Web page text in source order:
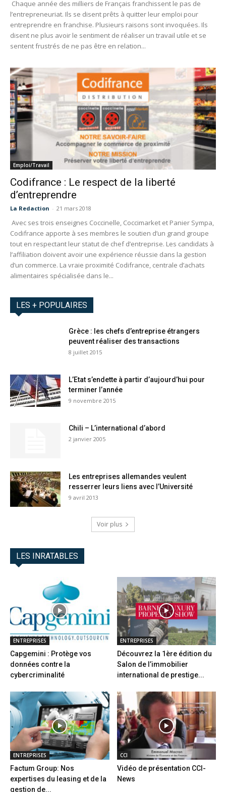
Chaque année des milliers de Français franchissent le pas de
l’entrepreneuriat. Ils se disent prêts à quitter leur emploi pour
entreprendre en franchise. Plusieurs raisons sont invoquées. Ils
disent ne plus avoir le sentiment de réaliser un travail utile et se
sentent frustrés de ne pas être en relation...
Emploi/Travail
Codifrance : Le respect de la liberté
d’entreprendre
La Redaction - 21 mars 2018
Avec ses trois enseignes Coccinelle, Coccimarket et Panier Sympa,
Codifrance apporte à ses membres le soutien d’un grand groupe
tout en respectant leur statut de chef d’entreprise. Les candidats à
l’affiliation doivent avoir une expérience réussie dans la gestion
d’un commerce. La vraie proximité Codifrance, centrale d’achats
alimentaires spécialisée dans le...
LES + POPULAIRES
Grèce : les chefs d’entreprise étrangers
peuvent réaliser des transactions
8 juillet 2015
L’Etat s’endette à partir d’aujourd’hui pour
terminer l’année
9 novembre 2015
Chili – L’international d’abord
2 janvier 2005
Les entreprises allemandes veulent
resserrer leurs liens avec l’Université
9 avril 2013
Voir plus
LES INRATABLES
ENTREPRISES
Capgemini : Protège vos
données contre la
cybercriminalité
ENTREPRISES
Découvrez la 1ère édition du
Salon de l’immobilier
international de prestige...
ENTREPRISES
Factum Group: Nos
expertises du leasing et de la
gestion de...
CCI
Vidéo de présentation CCI-
News